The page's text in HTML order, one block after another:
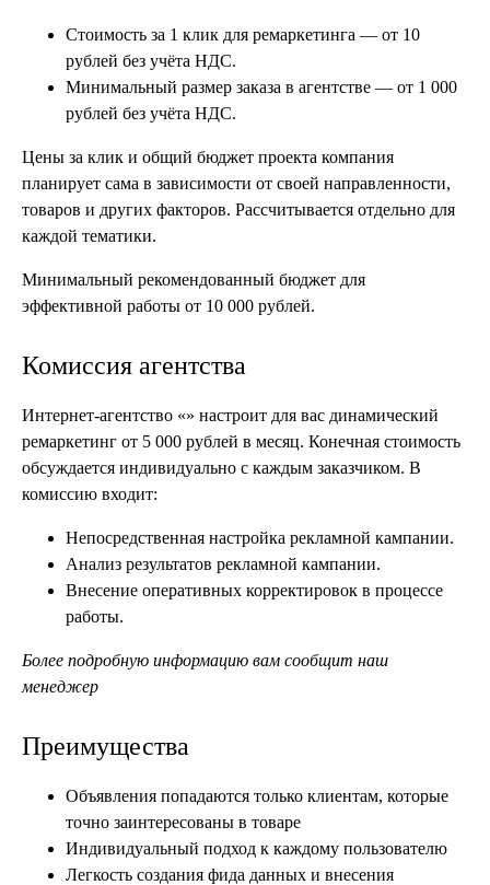
Стоимость за 1 клик для ремаркетинга — от 10
рублей без учёта НДС.
Минимальный размер заказа в агентстве — от 1 000
рублей без учёта НДС.
Цены за клик и общий бюджет проекта компания
планирует сама в зависимости от своей направленности,
товаров и других факторов. Рассчитывается отдельно для
каждой тематики.
Минимальный рекомендованный бюджет для
эффективной работы от 10 000 рублей.
Комиссия агентства
Интернет-агентство «» настроит для вас динамический
ремаркетинг от 5 000 рублей в месяц. Конечная стоимость
обсуждается индивидуально с каждым заказчиком. В
комиссию входит:
Непосредственная настройка рекламной кампании.
Анализ результатов рекламной кампании.
Внесение оперативных корректировок в процессе
работы.
Более подробную информацию вам сообщит наш
менеджер
Преимущества
Объявления попадаются только клиентам, которые
точно заинтересованы в товаре
Индивидуальный подход к каждому пользователю
Легкость создания фида данных и внесения